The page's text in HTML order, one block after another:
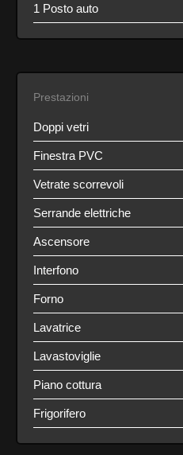
1 Posto auto
Prestazioni
Doppi vetri
Finestra PVC
Vetrate scorrevoli
Serrande elettriche
Ascensore
Interfono
Forno
Lavatrice
Lavastoviglie
Piano cottura
Frigorifero